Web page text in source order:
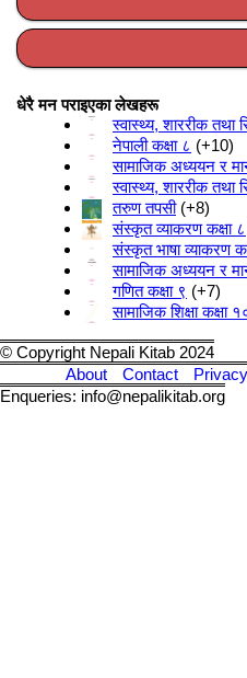
धेरै मन पराइएका लेखहरू
स्वास्थ्य, शाररीक तथा
नेपाली कक्षा ८
+10
सामाजिक अध्ययन र
स्वास्थ्य, शाररीक तथा
तरुण तपसी +8
संस्कृत व्याकरण कक्षा ८
संस्कृत भाषा व्याकरण
सामाजिक अध्ययन र
गणित कक्षा ९
+7
सामाजिक शिक्षा कक्षा
© Copyright Nepali Kitab 2024
About
Contact
Enqueries: info@nepalikitab.org